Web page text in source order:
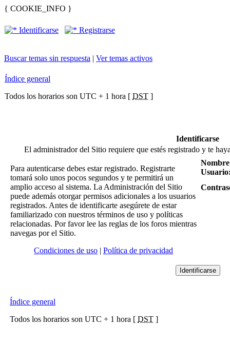
{ COOKIE_INFO }
Identificarse Registrarse
Buscar temas sin respuesta | Ver temas activos
Índice general
Todos los horarios son UTC + 1 hora [ DST ]
Identificarse
El administrador del Sitio requiere que estés registrado y te
Para autenticarse debes estar registrado. Registrarte
tomará solo unos pocos segundos y te permitirá un
amplio acceso al sistema. La Administración del Sitio
puede además otorgar permisos adicionales a los usuarios
registrados. Antes de identificarte asegúrete de estar
familiarizado con nuestros términos de uso y políticas
relacionadas. Por favor lee las reglas de los foros mientras
navegas por el Sitio.
Condiciones de uso | Política de privacidad
Índice general
Todos los horarios son UTC + 1 hora [ DST ]